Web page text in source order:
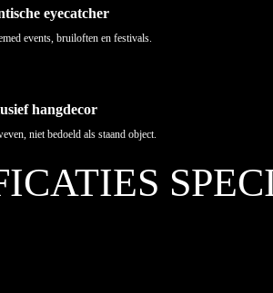
eyecatcher
events, bruiloften en festivals.
hangdecor
niet bedoeld als staand object.